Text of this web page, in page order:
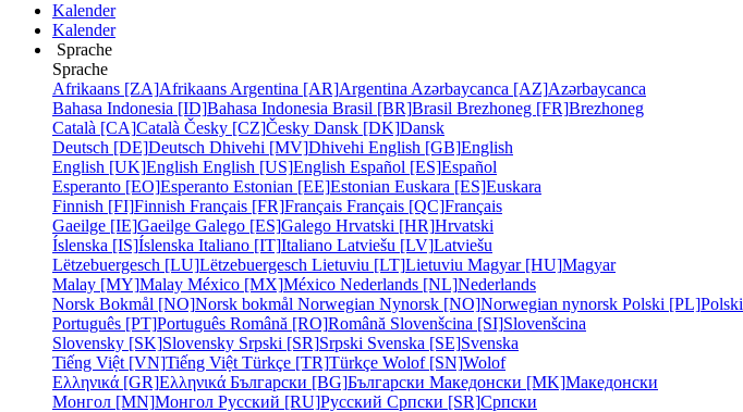
Kalender
Kalender
Sprache
Sprache
Afrikaans [ZA]Afrikaans Argentina [AR]Argentina Azərbaycanca [AZ]Azərbaycanca
Bahasa Indonesia [ID]Bahasa Indonesia Brasil [BR]Brasil Brezhoneg [FR]Brezhoneg
Català [CA]Català Česky [CZ]Česky Dansk [DK]Dansk
Deutsch [DE]Deutsch Dhivehi [MV]Dhivehi English [GB]English
English [UK]English English [US]English Español [ES]Español
Esperanto [EO]Esperanto Estonian [EE]Estonian Euskara [ES]Euskara
Finnish [FI]Finnish Français [FR]Français Français [QC]Français
Gaeilge [IE]Gaeilge Galego [ES]Galego Hrvatski [HR]Hrvatski
Íslenska [IS]Íslenska Italiano [IT]Italiano Latviešu [LV]Latviešu
Lëtzebuergesch [LU]Lëtzebuergesch Lietuviu [LT]Lietuviu Magyar [HU]Magyar
Malay [MY]Malay México [MX]México Nederlands [NL]Nederlands
Norsk Bokmål [NO]Norsk bokmål Norwegian Nynorsk [NO]Norwegian nynorsk Polski [PL]Polski
Português [PT]Português Română [RO]Română Slovenšcina [SI]Slovenšcina
Slovensky [SK]Slovensky Srpski [SR]Srpski Svenska [SE]Svenska
Tiếng Việt [VN]Tiếng Việt Türkçe [TR]Türkçe Wolof [SN]Wolof
Ελληνικά [GR]Ελληνικά Български [BG]Български Македонски [MK]Македонски
Монгол [MN]Монгол Русский [RU]Русский Српски [SR]Српски